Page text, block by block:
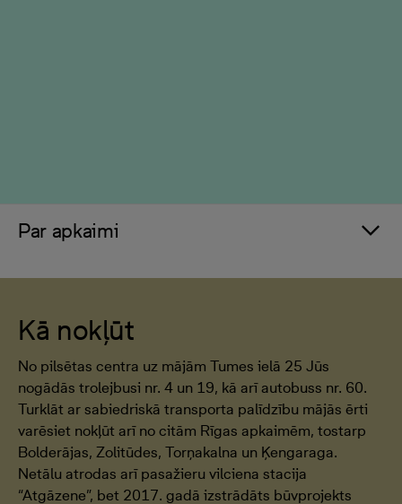
Par apkaimi
Kā nokļūt
No pilsētas centra uz mājām Tumes ielā 25 Jūs
nogādās trolejbusi nr. 4 un 19, kā arī autobuss nr. 60.
Turklāt ar sabiedriskā transporta palīdzību mājās ērti
varēsiet nokļūt arī no citām Rīgas apkaimēm, tostarp
Bolderājas, Zolitūdes, Torņakalna un Ķengaraga.
Netālu atrodas arī pasažieru vilciena stacija
“Atgāzene”, bet 2017. gadā izstrādāts būvprojekts